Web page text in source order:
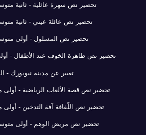
تحضير نص سهرة عائلية - ثانية
تحضير نص عائلة عيني - ثانية
تحضير نص المسلول - أولى
تحضير نص ظاهرة الخوف عند الأطفال -
تعبير عن مدينة نيويورك -
تحضير نص قصة الألعاب الرياضية - أولى
تحضير نص اللّفافة آفة التدخين - أولى
تحضير نص مريض الوهم - أولى